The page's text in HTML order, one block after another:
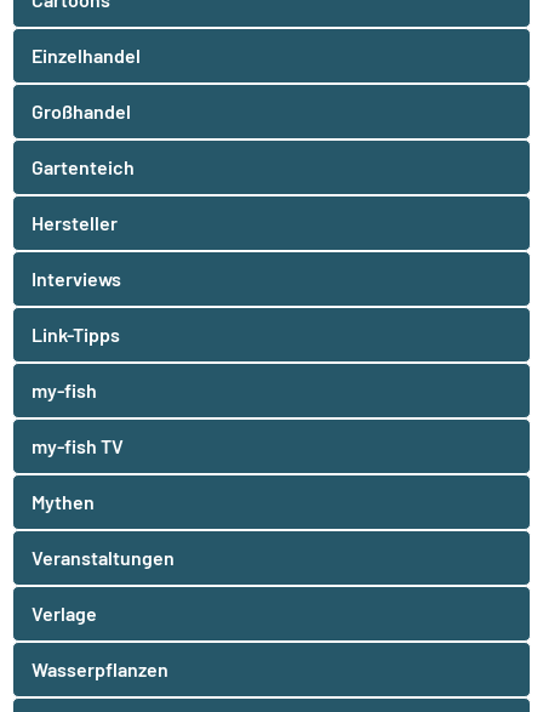
Einzelhandel
Großhandel
Gartenteich
Hersteller
Interviews
Link-Tipps
my-fish
my-fish TV
Mythen
Veranstaltungen
Verlage
Wasserpflanzen